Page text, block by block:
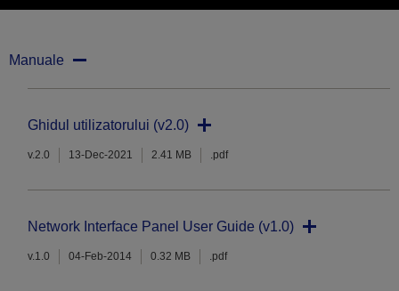
Manuale
Ghidul utilizatorului (v2.0)
v.2.0 13-Dec-2021 2.41 MB .pdf
Network Interface Panel User Guide (v1.0)
v.1.0 04-Feb-2014 0.32 MB .pdf